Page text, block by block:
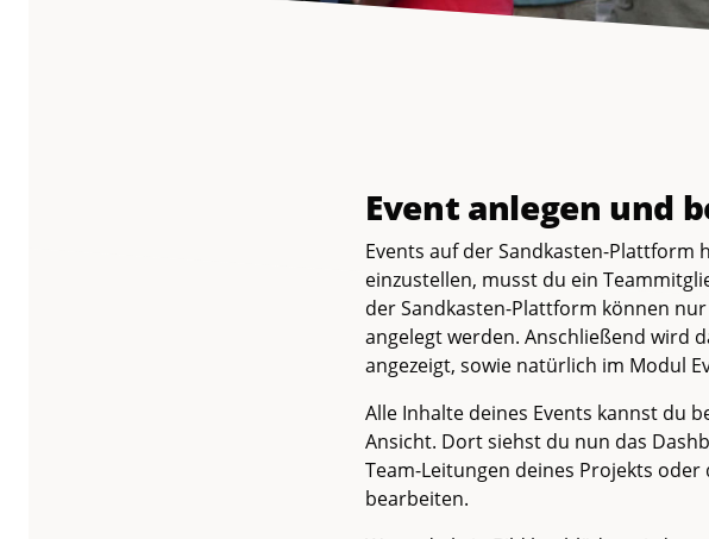
Event anlegen und
Events auf der Sandkasten-Plattform
einzustellen, musst du ein
der Sandkasten-Plattform können
angelegt werden. Anschließend wird
angezeigt, sowie natürlich im Modul
Alle Inhalte deines Events kannst du
Ansicht. Dort siehst du nun das
Team-Leitungen deines Projekts
bearbeiten.